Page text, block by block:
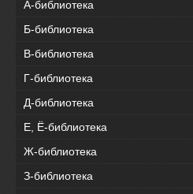
А-библиотека
Б-библиотека
В-библиотека
Г-библиотека
Д-библиотека
Е, Ё-библиотека
Ж-библиотека
З-библиотека